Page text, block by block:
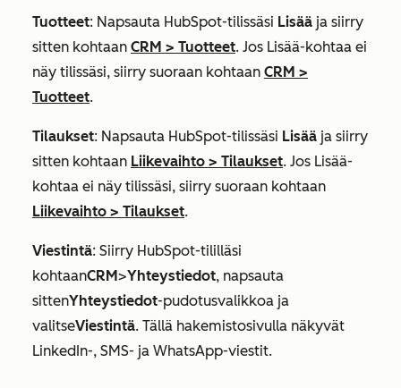
Tuotteet: Napsauta HubSpot-tilissäsi Lisää ja siirry
sitten kohtaan CRM > Tuotteet. Jos Lisää-kohtaa ei
näy tilissäsi, siirry suoraan kohtaan CRM >
Tuotteet.
Tilaukset: Napsauta HubSpot-tilissäsi Lisää ja siirry
sitten kohtaan Liikevaihto > Tilaukset. Jos Lisää-
kohtaa ei näy tilissäsi, siirry suoraan kohtaan
Liikevaihto > Tilaukset.
Viestintä: Siirry HubSpot-tililläsi
kohtaanCRM>Yhteystiedot, napsauta
sittenYhteystiedot-pudotusvalikkoa ja
valitseViestintä. Tällä hakemistosivulla näkyvät
LinkedIn-, SMS- ja WhatsApp-viestit.